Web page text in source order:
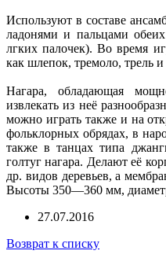
Используют в составе
ладонями и пальцами
лгких палочек). Во время
как шлепок, тремоло, трель
Нагара, обладающая
извлекать из неё
можно играть также и на
фольклорных обрядах, в
также в танцах типа
голтуг нагара. Делают её
др. видов деревьев, а
Высоты 350—360 мм,
27.07.2016
Возврат к списку